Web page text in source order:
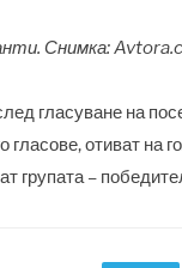
Снимка:
гласуване на
отиват на
групата –